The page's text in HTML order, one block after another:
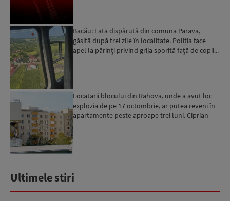
Bacău: Fata dispărută din comuna Parava,
găsită după trei zile în localitate. Poliția face
apel la părinți privind grija sporită față de copii...
Locatarii blocului din Rahova, unde a avut loc
explozia de pe 17 octombrie, ar putea reveni în
apartamente peste aproape trei luni. Ciprian
Ultimele stiri